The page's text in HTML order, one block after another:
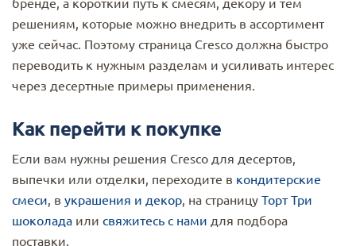
решениям, которые можно внедрить в ассортимент
уже сейчас. Поэтому страница Cresco должна быстро
переводить к нужным разделам и усиливать интерес
через десертные примеры применения.
Как перейти к покупке
Если вам нужны решения Cresco для десертов,
выпечки или отделки, переходите в кондитерские
смеси, в украшения и декор, на страницу Торт Три
шоколада или свяжитесь с нами для подбора
поставки.